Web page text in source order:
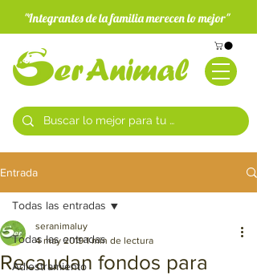
"Integrantes de la familia merecen lo mejor"
Entrada
Todas las entradas
Adiestramiento
Todas las entradas
Recaudan fondos para
seranimaluy
4 may 2019 1 min de lectura